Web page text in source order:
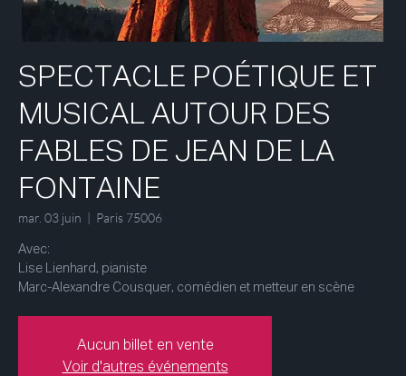
SPECTACLE POÉTIQUE ET
MUSICAL AUTOUR DES
FABLES DE JEAN DE LA
FONTAINE
mar. 03 juin
  |
Paris 75006
Avec:
Lise Lienhard, pianiste
Marc-Alexandre Cousquer, comédien et metteur en scène
Aucun billet en vente
Voir d'autres événements